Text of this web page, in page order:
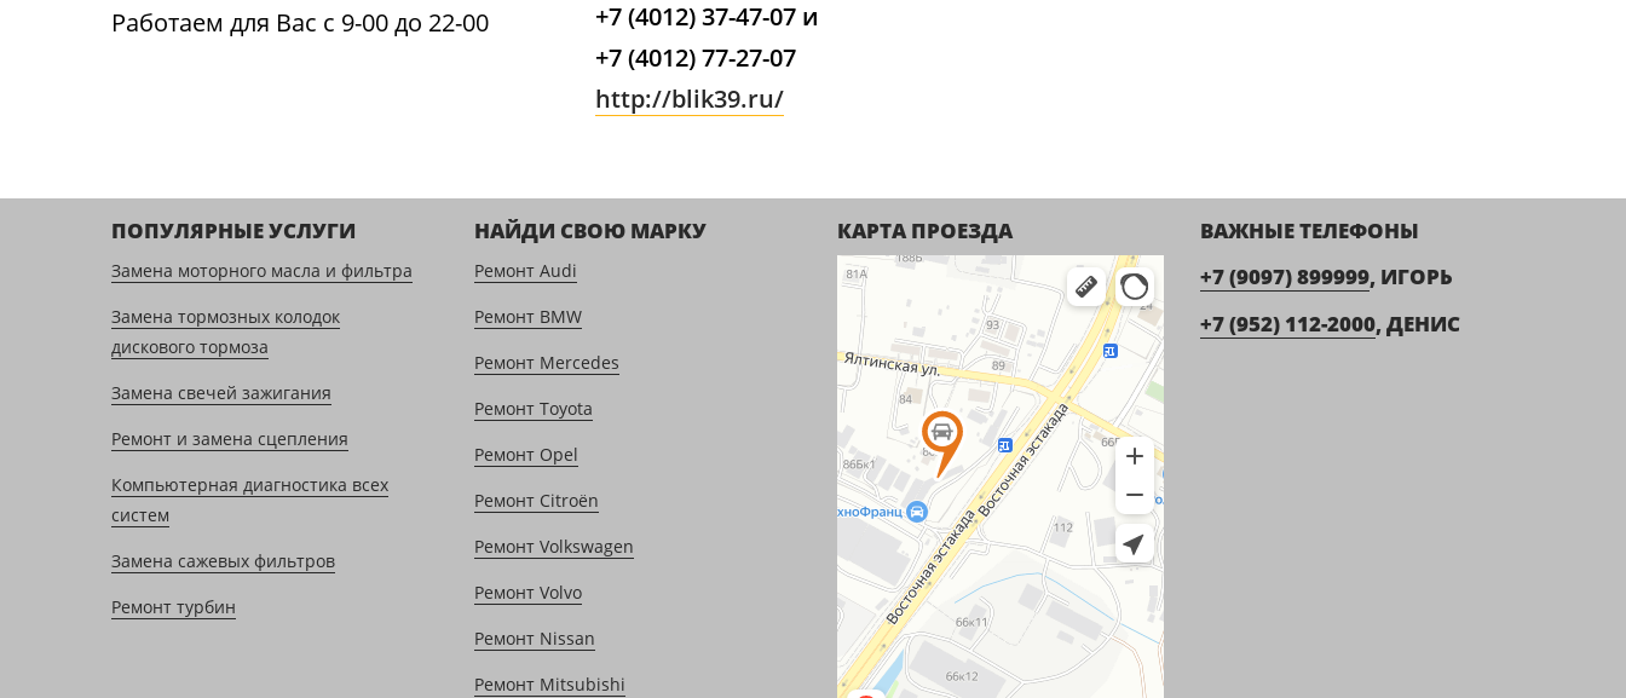
+7 (4012) 37-47-07 и
+7 (4012) 77-27-07
http://blik39.ru/
Работаем для Вас с 9-00 до 22-00
ПОПУЛЯРНЫЕ УСЛУГИ
Замена моторного масла и фильтра
Замена тормозных колодок
дискового тормоза
Замена свечей зажигания
Ремонт и замена сцепления
Компьютерная диагностика всех
систем
Замена сажевых фильтров
Ремонт турбин
НАЙДИ СВОЮ МАРКУ
Ремонт Audi
Ремонт BMW
Ремонт Mercedes
Ремонт Toyota
Ремонт Opel
Ремонт Citroën
Ремонт Volkswagen
Ремонт Volvo
Ремонт Nissan
Ремонт Mitsubishi
КАРТА ПРОЕЗДА
ВАЖНЫЕ ТЕЛЕФОНЫ
+7 (9097) 899999, ИГОРЬ
+7 (952) 112-2000, ДЕНИС